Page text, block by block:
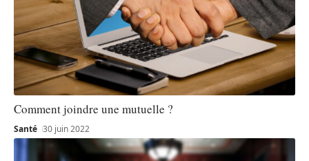
Comment joindre une mutuelle ?
Santé 30 juin 2022